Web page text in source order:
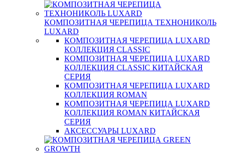
КОМПОЗИТНАЯ ЧЕРЕПИЦА ТЕХНОНИКОЛЬ
LUXARD
КОМПОЗИТНАЯ ЧЕРЕПИЦА LUXARD
КОЛЛЕКЦИЯ CLASSIC
КОМПОЗИТНАЯ ЧЕРЕПИЦА LUXARD
КОЛЛЕКЦИЯ CLASSIC КИТАЙСКАЯ
СЕРИЯ
КОМПОЗИТНАЯ ЧЕРЕПИЦА LUXARD
КОЛЛЕКЦИЯ ROMAN
КОМПОЗИТНАЯ ЧЕРЕПИЦА LUXARD
КОЛЛЕКЦИЯ ROMAN КИТАЙСКАЯ
СЕРИЯ
АКСЕССУАРЫ LUXARD